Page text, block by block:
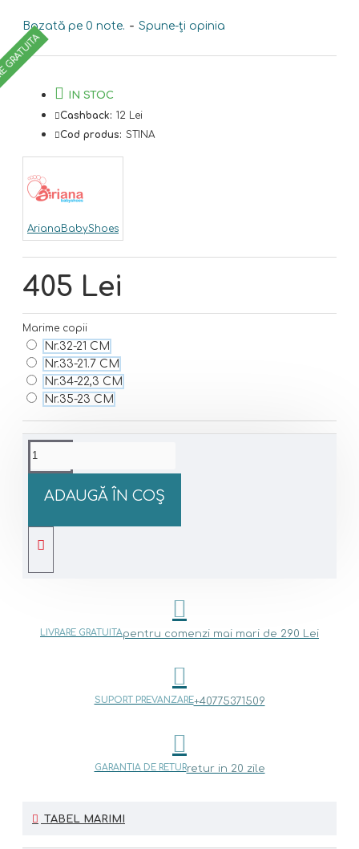
Bazată pe 0 note. - Spune-ţi opinia
405 Lei
IN STOC
Cashback: 12 Lei
Cod produs: STINA
ArianaBabyShoes
Marime copii
Nr.32-21 CM
Nr.33-21.7 CM
Nr.34-22,3 CM
Nr.35-23 CM
ADAUGĂ ÎN COŞ
LIVRARE GRATUITApentru comenzi mai mari de 290 Lei
SUPORT PREVANZARE+40775371509
GARANTIA DE RETURretur in 20 zile
TABEL MARIMI